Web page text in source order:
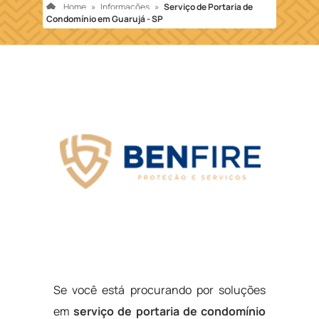
Home » Informações » Serviço de Portaria de
Condomínio em Guarujá - SP
Se você está procurando por soluções
emserviço de portaria de condomínio